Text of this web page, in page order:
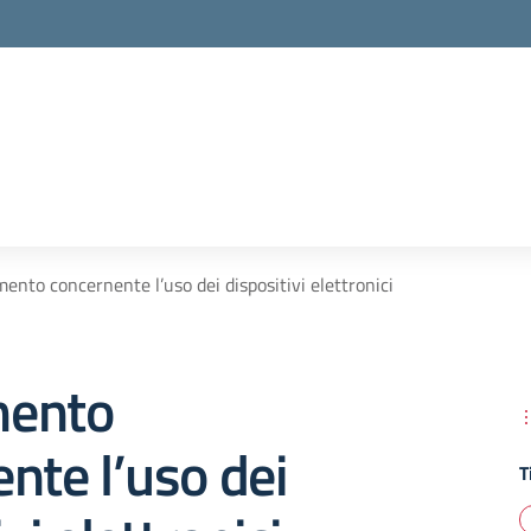
concernente l’uso dei dispositivi elettronici
l’uso dei